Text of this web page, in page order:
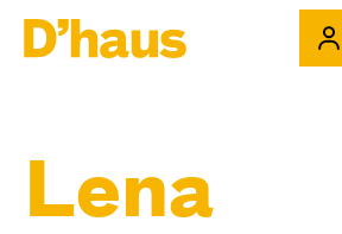
Lena